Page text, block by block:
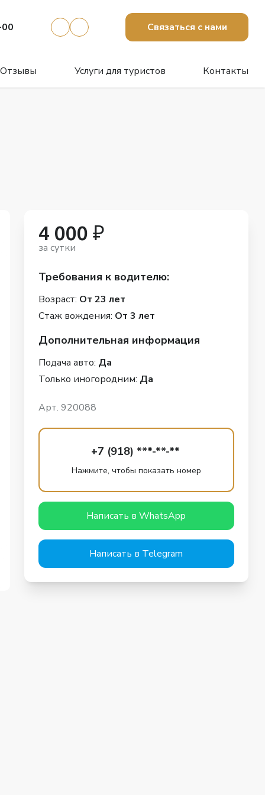
Связаться с нами
Отзывы Услуги для туристов Контакты
4 000 ₽
за сутки
Требования к водителю:
Возраст: От 23 лет
Стаж вождения: От 3 лет
Дополнительная информация
Подача авто: Да
Только иногородним: Да
Арт. 920088
+7 (918) ***-**-**
Нажмите, чтобы показать номер
Написать в WhatsApp
Написать в Telegram